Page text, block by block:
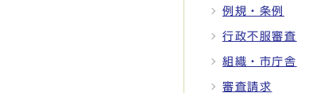
例規・条例
行政不服審査
組織・市庁舎
審査請求